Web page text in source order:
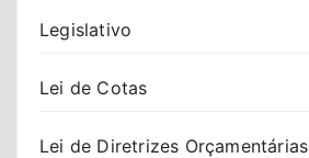
Legislativo
Lei de Cotas
Lei de Diretrizes Orçamentárias